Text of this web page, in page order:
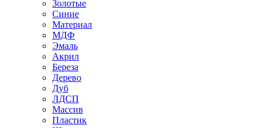
Золотые
Синие
Материал
МДФ
Эмаль
Акрил
Береза
Дерево
Дуб
ЛДСП
Массив
Пластик